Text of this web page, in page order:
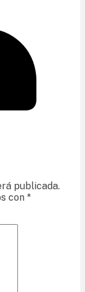
publicada.
con *